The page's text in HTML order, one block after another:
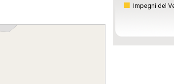
Impegni del